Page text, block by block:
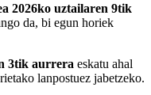
2026ko uztailaren 9tik
da, bi egun horiek
3tik aurrera eskatu ahal
lanpostuez jabetzeko.